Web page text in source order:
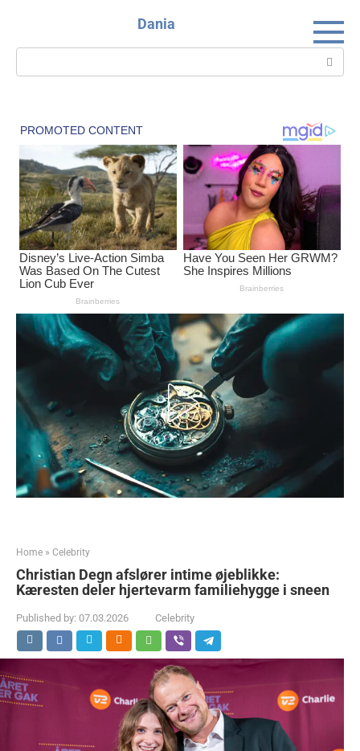
Dania
Search:
Home » Celebrity
Christian Degn afslører intime øjeblikke:
Kæresten deler hjertevarm familiehygge i sneen
Published by: 07.03.2026 Celebrity